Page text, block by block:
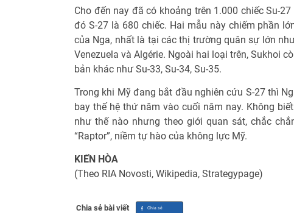
Cho đến nay đã có khoảng trên 1.000 chiếc Su-
đó S-27 là 680 chiếc. Hai mẫu này chiếm phần
của Nga, nhất là tại các thị trường quân sự lớn
Venezuela và Algérie. Ngoài hai loại trên, Sukhoi
bản khác như Su-33, Su-34, Su-35.
Trong khi Mỹ đang bắt đầu nghiên cứu S-27 thì
bay thế hệ thứ năm vào cuối năm nay. Không
như thế nào nhưng theo giới quan sát, chắc
“Raptor”, niềm tự hào của không lực Mỹ.
KIẾN HÒA
(Theo RIA Novosti, Wikipedia, Strategypage)
Chia sẻ bài viết